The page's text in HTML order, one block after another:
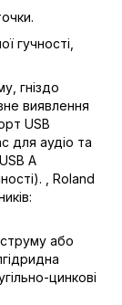
гучності,
гніздо
виявлення
USB
для аудіо та
A
, Roland
або
цинкові